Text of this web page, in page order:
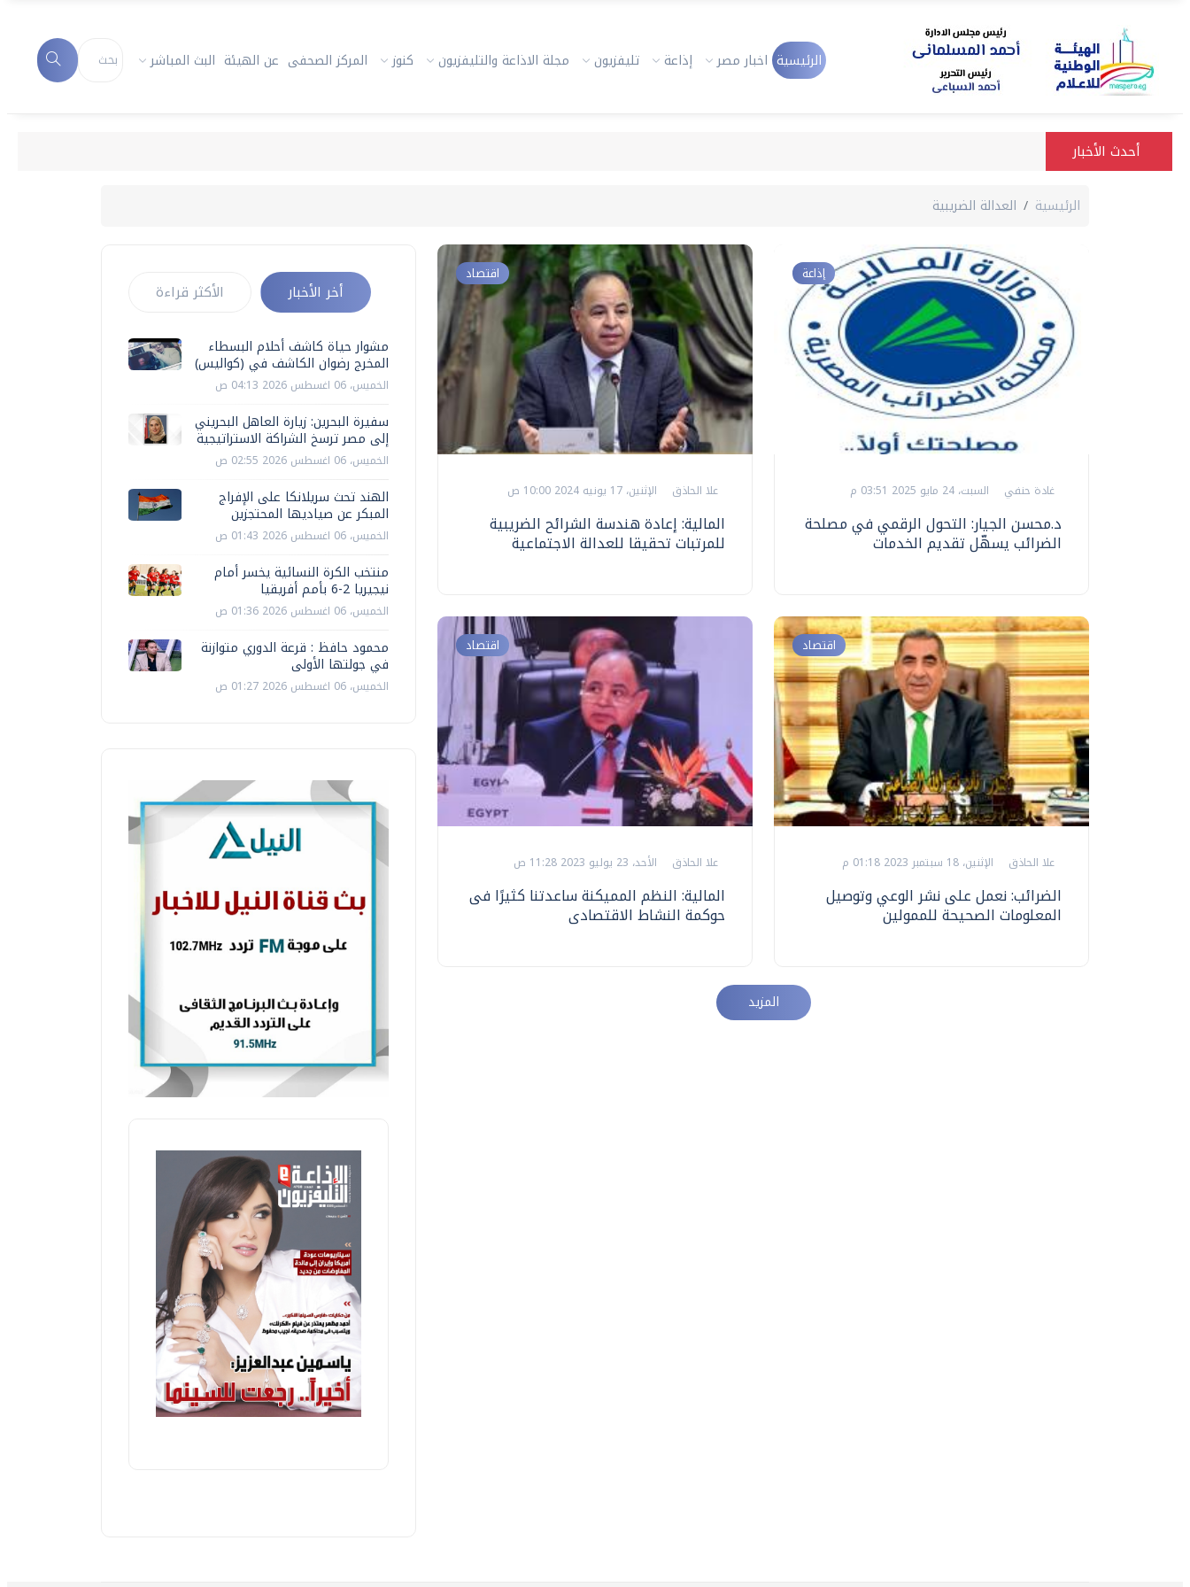
الرئيسية اخبار مصر إذاعة تليفزيون مجلة الاذاعة والتليفزيون كنوز المركز الصحفى عن الهيئة البث المباشر
أحدث الأخبار
الرئيسية العدالة الضريبية
إذاعة
غادة حنفي السبت، 24 مايو 2025 03:51 م
د.محسن الجيار: التحول الرقمي في مصلحة
الضرائب يسهّل تقديم الخدمات
اقتصاد
علا الحاذق الإثنين، 17 يونيه 2024 10:00 ص
المالية: إعادة هندسة الشرائح الضريبية
للمرتبات تحقيقا للعدالة الاجتماعية
اقتصاد
علا الحاذق الإثنين، 18 سبتمبر 2023 01:18 م
الضرائب: نعمل على نشر الوعي وتوصيل
المعلومات الصحيحة للممولين
اقتصاد
علا الحاذق الأحد، 23 يوليو 2023 11:28 ص
المالية: النظم المميكنة ساعدتنا كثيرًا فى
حوكمة النشاط الاقتصادى
المزيد
أخر الأخبار الأكثر قراءة
مشوار حياة كاشف أحلام البسطاء
المخرج رضوان الكاشف في (كواليس)
الخميس، 06 اغسطس 2026 04:13 ص
سفيرة البحرين: زيارة العاهل البحريني
إلى مصر ترسخ الشراكة الاستراتيجية
الخميس، 06 اغسطس 2026 02:55 ص
الهند تحث سريلانكا على الإفراج
المبكر عن صياديها المحتجزين
الخميس، 06 اغسطس 2026 01:43 ص
منتخب الكرة النسائية يخسر أمام
نيجيريا 2-6 بأمم أفريقيا
الخميس، 06 اغسطس 2026 01:36 ص
محمود حافظ : قرعة الدوري متوازنة
في جولتها الأولى
الخميس، 06 اغسطس 2026 01:27 ص